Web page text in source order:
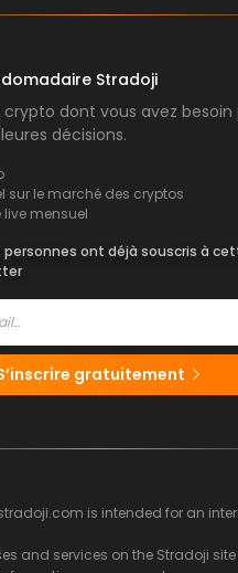
Stradoji
crypto dont vous avez besoin
décisions.
sur le marché des cryptos
mensuel
personnes ont déjà souscris à
gratuitement
is intended for an
and services on the Stradoji